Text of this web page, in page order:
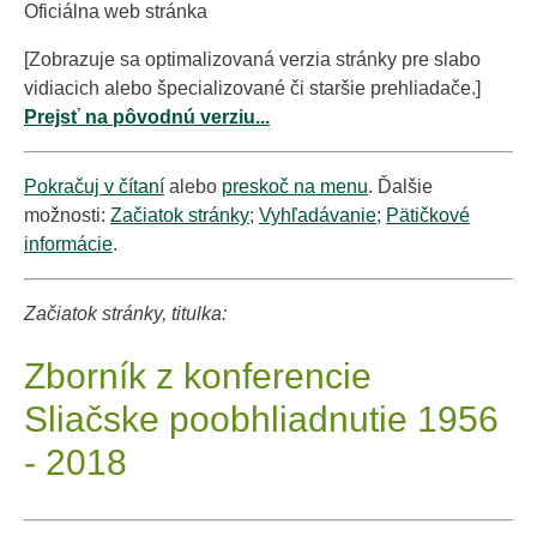
Oficiálna web stránka
[Zobrazuje sa optimalizovaná verzia stránky pre slabo
vidiacich alebo špecializované či staršie prehliadače.]
Prejsť na pôvodnú verziu...
Pokračuj v čítaní alebo preskoč na menu. Ďalšie
možnosti: Začiatok stránky; Vyhľadávanie; Pätičkové
informácie.
Začiatok stránky, titulka:
Zborník z konferencie
Sliačske poobhliadnutie 1956
- 2018